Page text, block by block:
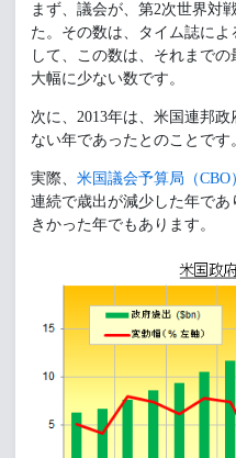
まず、議会が、第2次世界対
た。その数は、タイム誌に
して、この数は、それまでの
大幅に少ない数です。
次に、2013年は、米国連邦
ない年であったとのことです
実際、 米国議会予算局（CBO
連続で歳出が減少した年で
きかった年でもあります。